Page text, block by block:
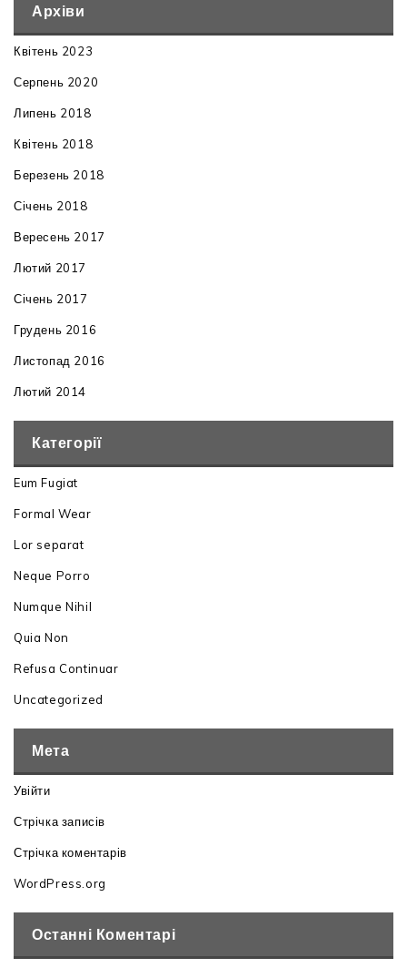
Архіви
Квітень 2023
Серпень 2020
Липень 2018
Квітень 2018
Березень 2018
Січень 2018
Вересень 2017
Лютий 2017
Січень 2017
Грудень 2016
Листопад 2016
Лютий 2014
Категорії
Eum Fugiat
Formal Wear
Lor separat
Neque Porro
Numque Nihil
Quia Non
Refusa Continuar
Uncategorized
Мета
Увійти
Стрічка записів
Стрічка коментарів
WordPress.org
Останні Коментарі